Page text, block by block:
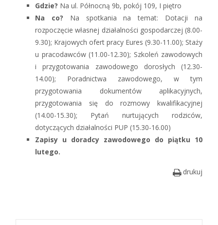
Gdzie? Na ul. Północną 9b, pokój 109, I piętro
Na co? Na spotkania na temat: Dotacji na
rozpoczęcie własnej działalności gospodarczej (8.00-
9.30); Krajowych ofert pracy Eures (9.30-11.00); Staży
u pracodawców (11.00-12.30); Szkoleń zawodowych
i przygotowania zawodowego dorosłych (12.30-
14.00); Poradnictwa zawodowego, w tym
przygotowania dokumentów aplikacyjnych,
przygotowania się do rozmowy kwalifikacyjnej
(14.00-15.30); Pytań nurtujących rodziców,
dotyczących działalności PUP (15.30-16.00)
Zapisy u doradcy zawodowego do piątku 10
lutego.
drukuj